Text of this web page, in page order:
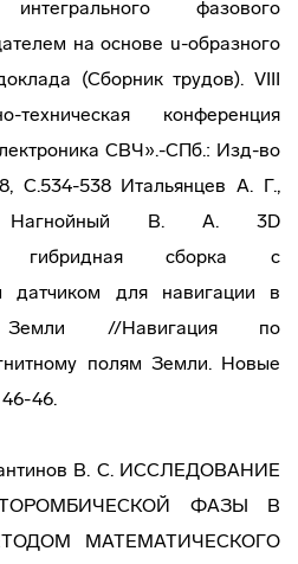
фазового
на основе u-образного
(Сборник трудов). VIII
техническая конференция
СВЧ».-СПб.: Изд-во
С.534-538 Итальянцев А. Г.,
В. А. 3D
гибридная сборка с
датчиком для навигации в
//Навигация по
полям Земли. Новые
46.
В. С. ИССЛЕДОВАНИЕ
ФАЗЫ В
МАТЕМАТИЧЕСКОГО